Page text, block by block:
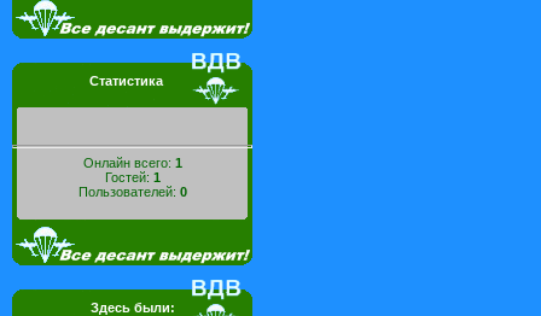
Статистика
Онлайн всего: 1
Гостей: 1
Пользователей: 0
Здесь были: